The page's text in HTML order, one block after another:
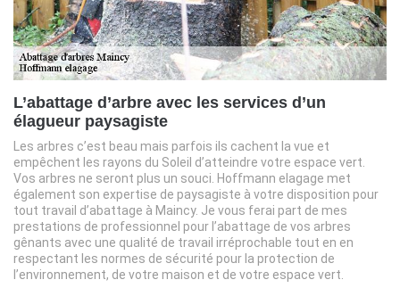
L’abattage d’arbre avec les services d’un
élagueur paysagiste
Les arbres c’est beau mais parfois ils cachent la vue et
empêchent les rayons du Soleil d’atteindre votre espace vert.
Vos arbres ne seront plus un souci. Hoffmann elagage met
également son expertise de paysagiste à votre disposition pour
tout travail d’abattage à Maincy. Je vous ferai part de mes
prestations de professionnel pour l’abattage de vos arbres
gênants avec une qualité de travail irréprochable tout en en
respectant les normes de sécurité pour la protection de
l’environnement, de votre maison et de votre espace vert.